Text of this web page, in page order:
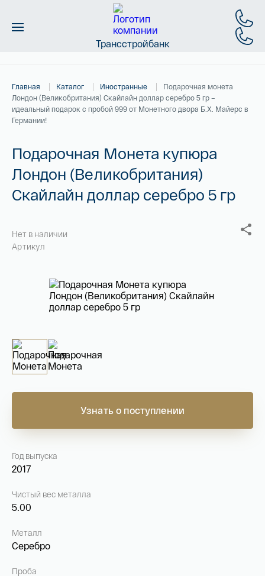
Трансстройбанк
Слитки
Золото
Новинки
Скидки
Контакты
800 50504 76
495 78682 78
Главная Каталог Иностранные
Подарочная монета
Лондон (Великобритания) Скайлайн доллар серебро 5 гр –
идеальный подарок с пробой 999 от Монетного двора Б.Х. Майерс в
Германии!
Подарочная Монета купюра
Лондон (Великобритания)
Скайлайн доллар серебро 5 гр
Нет в наличии
Артикул
Узнать о поступлении
Год выпуска
2017
Чистый вес металла
5.00
Металл
Серебро
Проба